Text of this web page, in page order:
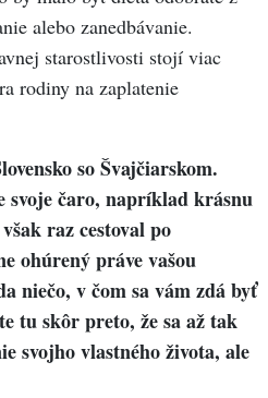
alebo zanedbávanie.
starostlivosti stojí viac
rodiny na zaplatenie
so Švajčiarskom.
svoje čaro, napríklad krásnu
raz cestoval po
ohúrený práve vašou
niečo, v čom sa vám zdá byť
tu skôr preto, že sa až tak
svojho vlastného života, ale